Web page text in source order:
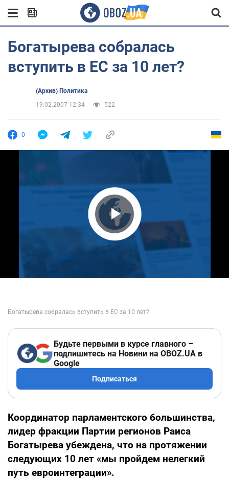
Богатырева собралась
вступить в ЕС за 10 лет?
(Архив) Политика
19.02.2007 12:34
522
0
Play Video
Будьте первыми в курсе главного –
подпишитесь на Новини на OBOZ.UA в
Google
Подписаться
Координатор парламентского большинства,
лидер фракции Партии регионов Раиса
Богатырева убеждена, что на протяжении
следующих 10 лет «мы пройдем нелегкий
путь евроинтеграции».